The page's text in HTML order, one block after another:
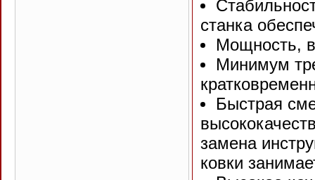
станка
Мощность,
Минимум
Быстрая
замена
ковки